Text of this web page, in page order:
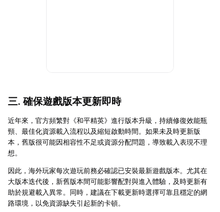
三. 確保遊戲版本更新即時
近年來，官方頻繁對《和平精英》進行版本升級，持續修復效能瓶
頸、最佳化資源載入流程以及縮短啟動時間。如果未及時更新版
本，舊版很可能因相容性不足或資源分配問題，導致載入表現不理
想。
因此，海外玩家每次遊玩前務必確認已安裝最新遊戲版本。尤其在
大版本迭代後，新舊版本間可能影響配對與進入體驗，及時更新有
助於規避載入異常。同時，建議在下載更新時選擇可靠且穩定的網
路環境，以免資源缺失引起新的卡頓。